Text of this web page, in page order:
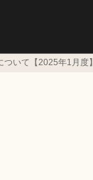
いて【2025年1月度】